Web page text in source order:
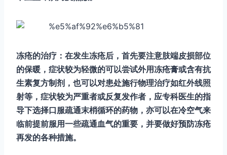
冻疮的治疗：在发生冻疮后，首先要注意肢端皮损部位
的保暖，症状较为轻微的可以尝试外用冻疮膏或含有抗
生素复方制剂，也可以对患处施行物理治疗如红外线照
射等，症状较为严重者或反复发作者，应专科医生的指
导下选择口服疏通末梢循环的药物，亦可以在冷空气来
临前提前服用一些疏通血气的重要，并要做好预防冻疮
再发的各种措施。